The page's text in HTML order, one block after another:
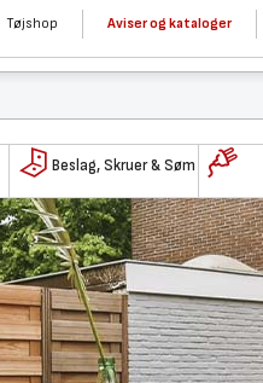
Tøjshop Aviser og kataloger
Beslag, Skruer & Søm